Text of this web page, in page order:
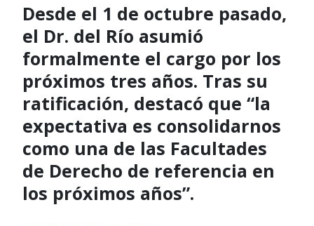
Desde el 1 de octubre pasado,
el Dr. del Río asumió
formalmente el cargo por los
próximos tres años. Tras su
ratificación, destacó que “la
expectativa es consolidarnos
como una de las Facultades
de Derecho de referencia en
los próximos años”.